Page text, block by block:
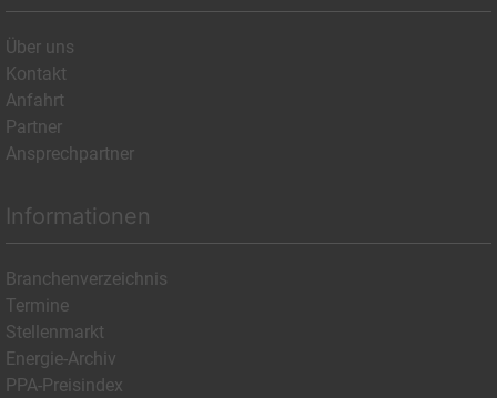
Über uns
Kontakt
Anfahrt
Partner
Ansprechpartner
Informationen
Branchenverzeichnis
Termine
Stellenmarkt
Energie-Archiv
PPA-Preisindex